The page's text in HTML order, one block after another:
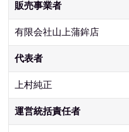
販売事業者
有限会社山上蒲鉾店
代表者
上村純正
運営統括責任者